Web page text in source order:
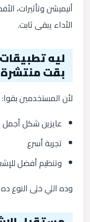
أنيميشن وتأثيرات،
الأداء يبقى ثابت.
ليه
بقت
لأن المستخدمين بقوا:
عايزين شكل أجمل
تجربة أسرع
وتنظيم أفضل
وده اللي خلى النوع